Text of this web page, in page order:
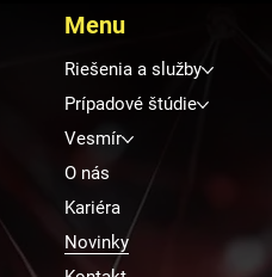
Menu
Riešenia a služby
Prípadové štúdie
Vesmír
O nás
Kariéra
Novinky